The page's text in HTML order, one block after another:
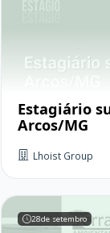
Estagiário
Arcos/MG
Lhoist Group
28de setembro